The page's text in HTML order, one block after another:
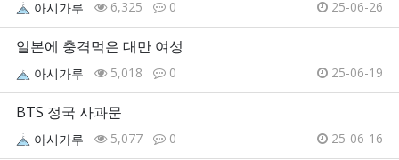
아시가루 6,325 0 25-06-26
일본에 충격먹은 대만 여성
아시가루 5,018 0 25-06-19
BTS 정국 사과문
아시가루 5,077 0 25-06-16